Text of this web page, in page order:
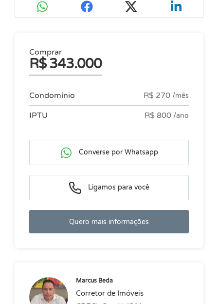
Comprar
R$ 343.000
Condomínio R$ 270 /mês
IPTU R$ 800 /ano
Converse por Whatsapp
Ligamos para você
Quero mais informações
Marcus Beda
Corretor de Imóveis